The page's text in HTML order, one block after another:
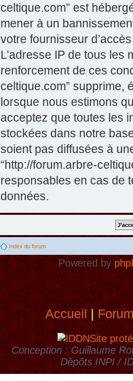
celtique.com” est
mener à un
votre fournisseur
L’adresse IP de tous
renforcement de ces
celtique.com” supprime,
lorsque nous estimons
acceptez que toutes les
stockées dans notre
soient pas diffusées à
“http://forum.arbre-
responsables en cas de
données.
Index du forum
Powered by
Accueil|
Site
Conception : Guillaume
Dèpôts INPI /